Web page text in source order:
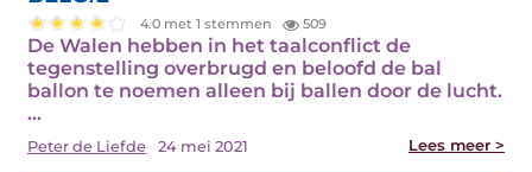
4.0 met 1 stemmen 509
De Walen hebben in het taalconflict de
tegenstelling overbrugd en beloofd de bal
ballon te noemen alleen bij ballen door de lucht.
…
Peter de Liefde 24 mei 2021 Lees meer >